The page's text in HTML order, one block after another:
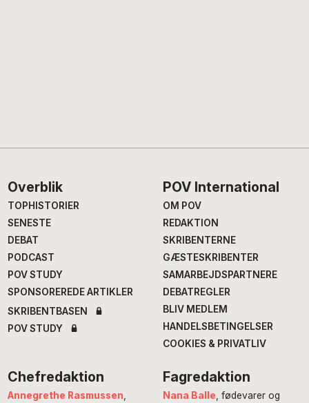
Footer
Overblik
TOPHISTORIER
SENESTE
DEBAT
PODCAST
POV STUDY
SPONSOREREDE ARTIKLER
SKRIBENTBASEN
POV STUDY
POV International
OM POV
REDAKTION
SKRIBENTERNE
GÆSTESKRIBENTER
SAMARBEJDSPARTNERE
DEBATREGLER
BLIV MEDLEM
HANDELSBETINGELSER
COOKIES & PRIVATLIV
Chefredaktion
Annegrethe Rasmussen,
Fagredaktion
Nana Balle, fødevarer og